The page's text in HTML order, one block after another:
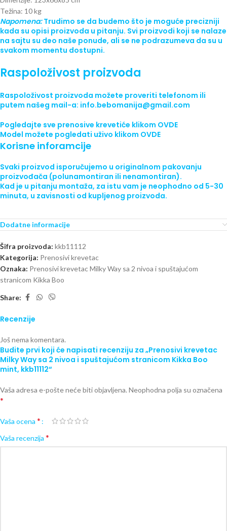
Težina: 10 kg
Napomena:Trudimo se da budemo što je moguće precizniji
kada su opisi proizvoda u pitanju. Svi proizvodi koji se nalaze
na sajtu su deo naše ponude, ali se ne podrazumeva da su u
svakom momentu dostupni.
Raspoloživost proizvoda
Raspoloživost proizvoda možete proveriti telefonom ili
putem našeg mail-a: info.bebomanija@gmail.com
Pogledajte sve prenosive krevetiće klikom OVDE
Model možete pogledati uživo klikom OVDE
Korisne inforamcije
Svaki proizvod isporučujemo u originalnom pakovanju
proizvođača (polunamontiran ili nenamontiran).
Kad je u pitanju montaža, za istu vam je neophodno od 5-30
minuta, u zavisnosti od kupljenog proizvoda.
Dodatne informacije
Šifra proizvoda: kkb11112
Kategorija: Prenosivi krevetac
Oznaka: Prenosivi krevetac Milky Way sa 2 nivoa i spuštajućom
stranicom Kikka Boo
Share:
Recenzije
Još nema komentara.
Budite prvi koji će napisati recenziju za „Prenosivi krevetac
Milky Way sa 2 nivoa i spuštajućom stranicom Kikka Boo
mint, kkb11112“
Vaša adresa e-pošte neće biti objavljena. Neophodna polja su označena
*
Vaša ocena *
Vaša recenzija *